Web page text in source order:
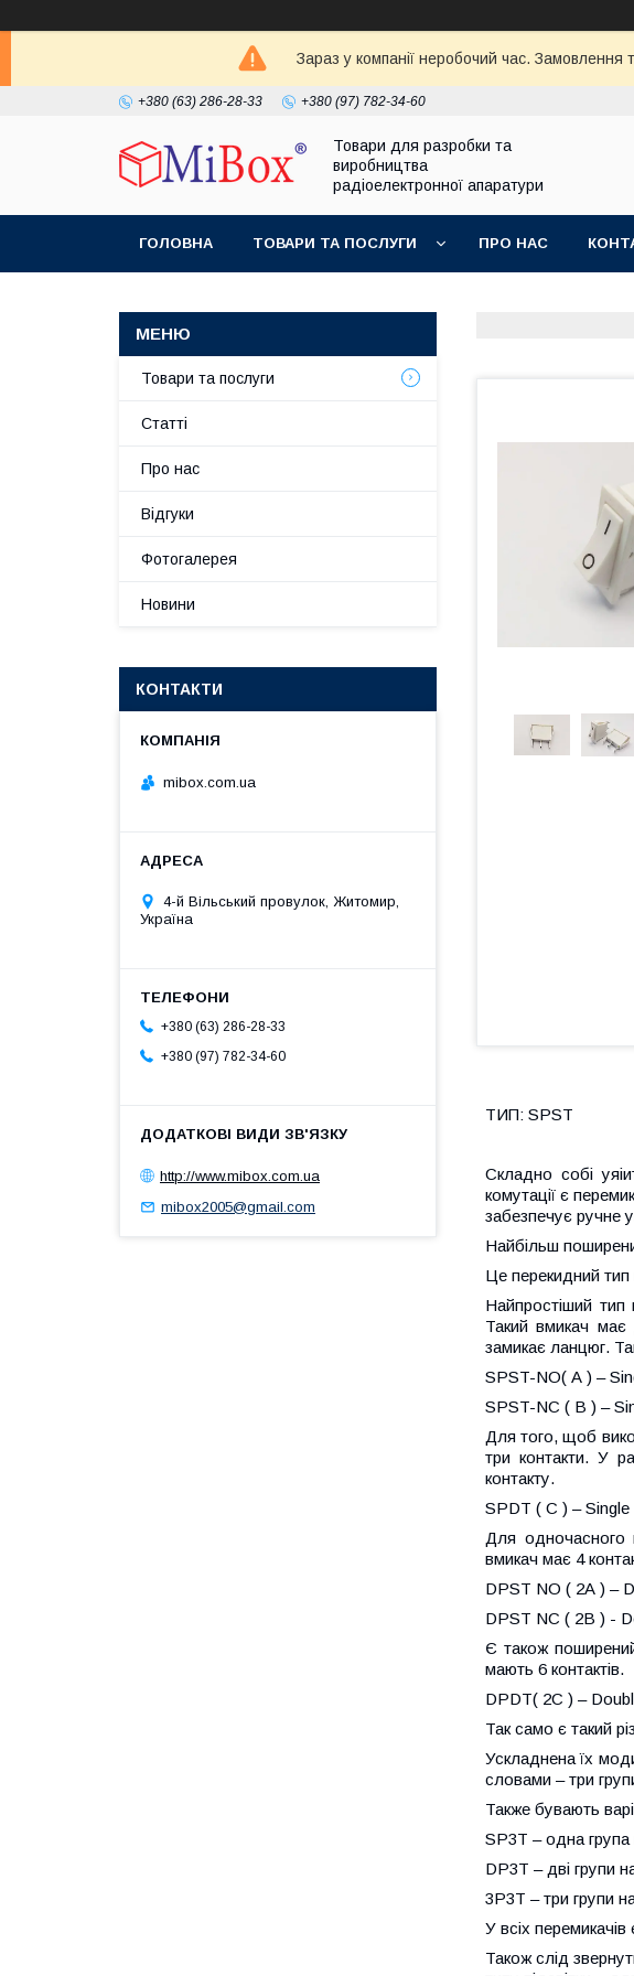
Зараз у компанії неробочий час.
+380 (63) 286-28-33 +380 (97) 782-34-60
Товари для разробки та
виробництва
радіоелектронної апаратури
ГОЛОВНА ТОВАРИ ТА ПОСЛУГИ ПРО НАС
ТИП: SPST
Складно собі
комутації є
забезпечує ручне
Найбільш
Це перекидний тип
Найпростіший тип
Такий вмикач має
замикає ланцюг.
SPST-NO( А ) –
SPST-NC ( В ) –
Для того, щоб
три контакти. У
контакту.
SPDT ( С ) – Single
Для одночасного
вмикач має 4
DPST NO ( 2А ) –
DPST NC ( 2В ) -
Є також
мають 6 контактів.
DPDT( 2С ) –
Так само є такий
Ускладнена їх
словами – три
Также бувають
SP3T – одна
DP3T – дві групи
3P3T – три групи
У всіх
Також слід
Товари та послуги
Статті
Про нас
Відгуки
Фотогалерея
Новини
КОНТАКТИ
mibox.com.ua
4-й Вільський провулок, Житомир,
Україна
+380 (63) 286-28-33
+380 (97) 782-34-60
http://www.mibox.com.ua
mibox2005@gmail.com